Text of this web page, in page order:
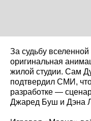
За судьбу
оригинальная
жилой студии. Сам
подтвердил СМИ,
разработке —
Джаред Буш и Дэна